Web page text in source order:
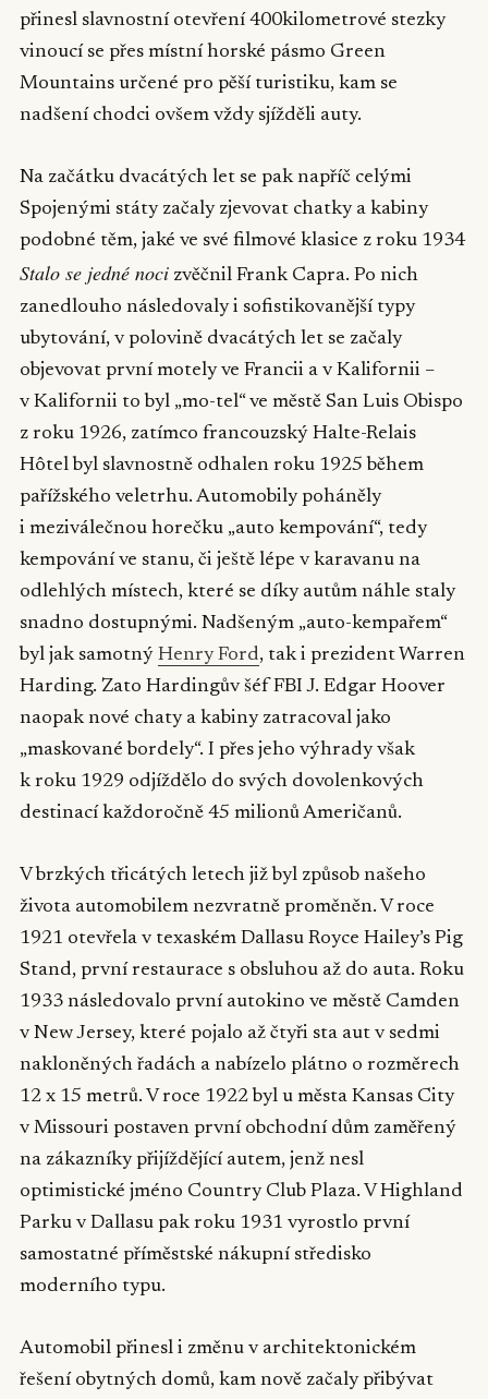
přinesl slavnostní otevření 400kilometrové stezky
vinoucí se přes místní horské pásmo Green
Mountains určené pro pěší turistiku, kam se
nadšení chodci ovšem vždy sjížděli auty.
Na začátku dvacátých let se pak napříč celými
Spojenými státy začaly zjevovat chatky a kabiny
podobné těm, jaké ve své filmové klasice z roku 1934
Stalo se jedné noci zvěčnil Frank Capra. Po nich
zanedlouho následovaly i sofistikovanější typy
ubytování, v polovině dvacátých let se začaly
objevovat první motely ve Francii a v Kalifornii –
v Kalifornii to byl „mo-tel“ ve městě San Luis Obispo
z roku 1926, zatímco francouzský Halte-Relais
Hôtel byl slavnostně odhalen roku 1925 během
pařížského veletrhu. Automobily poháněly
i meziválečnou horečku „auto kempování“, tedy
kempování ve stanu, či ještě lépe v karavanu na
odlehlých místech, které se díky autům náhle staly
snadno dostupnými. Nadšeným „auto-kempařem“
byl jak samotný Henry Ford, tak i prezident Warren
Harding. Zato Hardingův šéf FBI J. Edgar Hoover
naopak nové chaty a kabiny zatracoval jako
„maskované bordely“. I přes jeho výhrady však
k roku 1929 odjíždělo do svých dovolenkových
destinací každoročně 45 milionů Američanů.
V brzkých třicátých letech již byl způsob našeho
života automobilem nezvratně proměněn. V roce
1921 otevřela v texaském Dallasu Royce Hailey’s Pig
Stand, první restaurace s obsluhou až do auta. Roku
1933 následovalo první autokino ve městě Camden
v New Jersey, které pojalo až čtyři sta aut v sedmi
nakloněných řadách a nabízelo plátno o rozměrech
12 x 15 metrů. V roce 1922 byl u města Kansas City
v Missouri postaven první obchodní dům zaměřený
na zákazníky přijíždějící autem, jenž nesl
optimistické jméno Country Club Plaza. V Highland
Parku v Dallasu pak roku 1931 vyrostlo první
samostatné příměstské nákupní středisko
moderního typu.
Automobil přinesl i změnu v architektonickém
řešení obytných domů, kam nově začaly přibývat